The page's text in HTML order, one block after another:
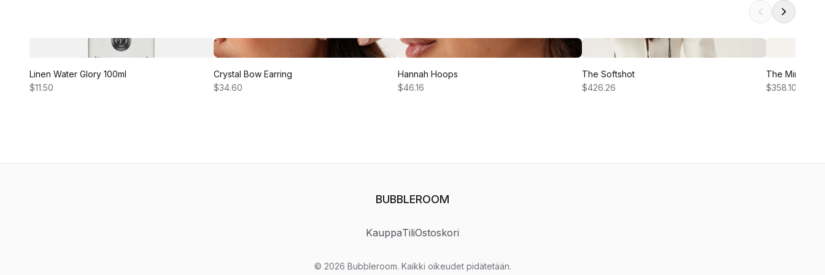
Linen Water Glory 100ml
$11.50
Crystal Bow Earring
$34.60
Hannah Hoops
$46.16
The Softshot
$426.26
The Mini Sack
$358.10
BUBBLEROOM
KauppaTiliOstoskori
© 2026 Bubbleroom. Kaikki oikeudet pidätetään.